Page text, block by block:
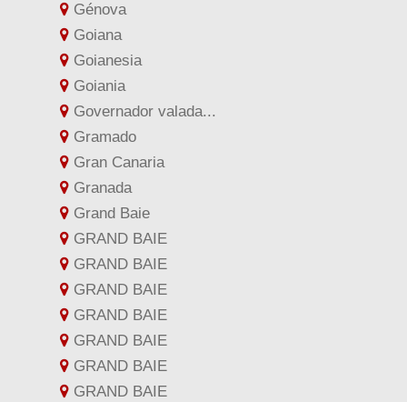
Génova
Goiana
Goianesia
Goiania
Governador valada...
Gramado
Gran Canaria
Granada
Grand Baie
GRAND BAIE
GRAND BAIE
GRAND BAIE
GRAND BAIE
GRAND BAIE
GRAND BAIE
GRAND BAIE